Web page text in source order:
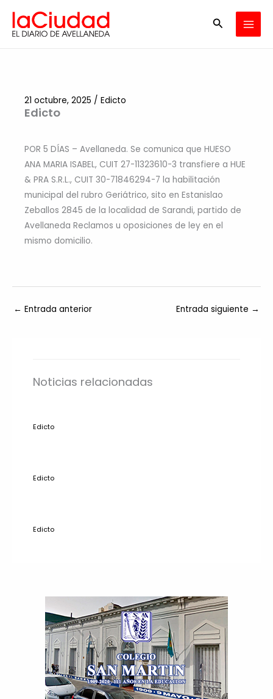
contenido
Buscar
Edicto
21 octubre, 2025 / Edicto
POR 5 DÍAS – Avellaneda. Se comunica que HUESO
ANA MARIA ISABEL, CUIT 27-11323610-3 transfiere a HUE
& PRA S.R.L., CUIT 30-71846294-7 la habilitación
municipal del rubro Geriátrico, sito en Estanislao
Zeballos 2845 de la localidad de Sarandi, partido de
Avellaneda Reclamos u oposiciones de ley en el
mismo domicilio.
← Entrada anterior Entrada siguiente →
Noticias relacionadas
Edicto
Edicto
Edicto